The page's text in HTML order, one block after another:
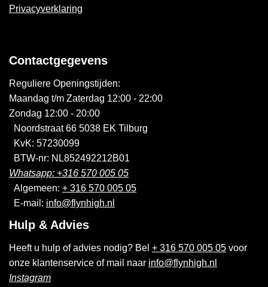
Privacyverklaring
Contactgegevens
Reguliere Openingstijden:
Maandag t/m Zaterdag 12:00 - 22:00
Zondag 12:00 - 20:00
Noordstraat 66 5038 EK Tilburg
KvK: 57230099
BTW-nr: NL852492212B01
Whatsapp: +316 570 005 05
Algemeen: + 316 570 005 05
E-mail: info@flynhigh.nl
Hulp & Advies
Heeft u hulp of advies nodig? Bel + 316 570 005 05 voor
onze klantenservice of mail naar info@flynhigh.nl
Instagram